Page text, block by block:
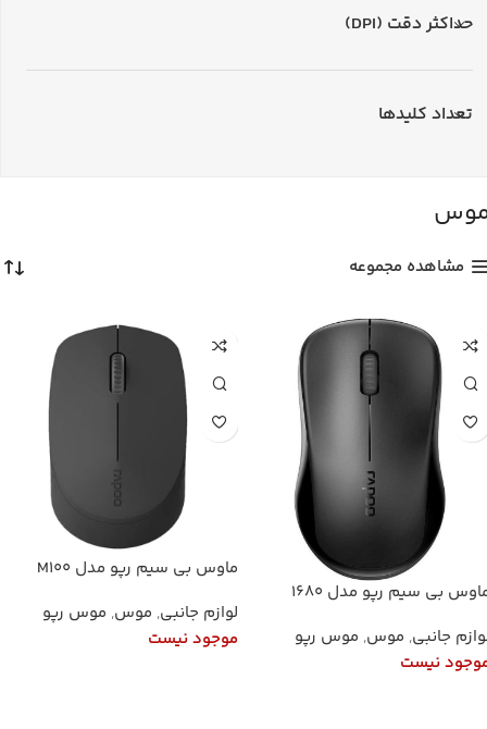
حداکثر دقت (DPI)
تعداد کلیدها
مشاهده مجموعه
بی سیم رپو مدل 1680
جانبی, موس, موس رپو
نیست
ماوس بی سیم رپو مدل M100
لوازم جانبی, موس, موس رپو
موجود نیست